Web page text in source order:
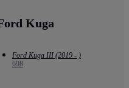
Kuga
Ford Kuga III (2019 - )
698